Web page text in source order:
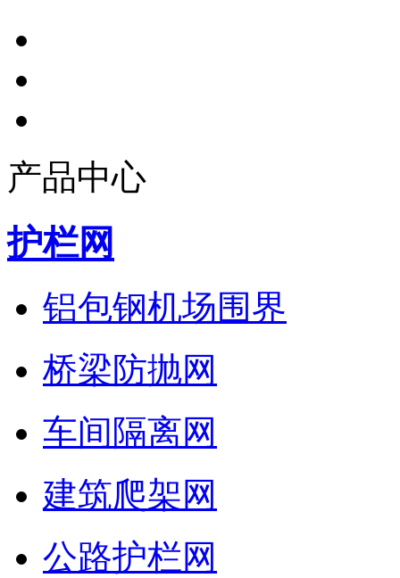
产品中心
护栏网
铝包钢机场围界
桥梁防抛网
车间隔离网
建筑爬架网
公路护栏网